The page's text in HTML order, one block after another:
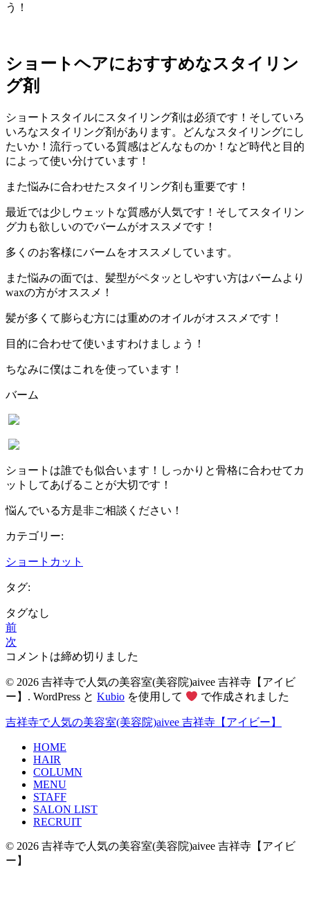
う！
ショートヘアにおすすめなスタイリン
グ剤
ショートスタイルにスタイリング剤は必須です！そしていろ
いろなスタイリング剤があります。どんなスタイリングにし
たいか！流行っている質感はどんなものか！など時代と目的
によって使い分けています！
また悩みに合わせたスタイリング剤も重要です！
最近では少しウェットな質感が人気です！そしてスタイリン
グ力も欲しいのでバームがオススメです！
多くのお客様にバームをオススメしています。
また悩みの面では、髪型がペタッとしやすい方はバームより
waxの方がオススメ！
髪が多くて膨らむ方には重めのオイルがオススメです！
目的に合わせて使いますわけましょう！
ちなみに僕はこれを使っています！
バーム
ショートは誰でも似合います！しっかりと骨格に合わせてカ
ットしてあげることが大切です！
悩んでいる方是非ご相談ください！
カテゴリー:
ショートカット
タグ:
タグなし
前
次
コメントは締め切りました
© 2026 吉祥寺で人気の美容室(美容院)aivee 吉祥寺【アイビ
ー】. WordPress と Kubio を使用して で作成されました
吉祥寺で人気の美容室(美容院)aivee 吉祥寺【アイビー】
HOME
HAIR
COLUMN
MENU
STAFF
SALON LIST
RECRUIT
© 2026 吉祥寺で人気の美容室(美容院)aivee 吉祥寺【アイビ
ー】